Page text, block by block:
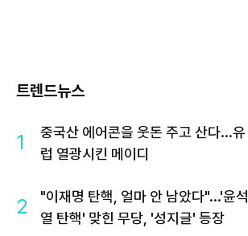
트렌드뉴스
1
중국산 에어콘을 웃돈 주고 산다...유
럽 열광시킨 메이디
2
"이재명 탄핵, 얼마 안 남았다"...'윤석
열 탄핵' 맞힌 무당, '성지글' 등장